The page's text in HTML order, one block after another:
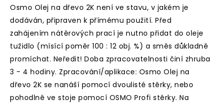
Osmo Olej na dřevo 2K není ve stavu, v jakém je
dodáván, připraven k přímému použití. Před
zahájením nátěrových prací je nutno přidat do oleje
tužidlo (mísící poměr 100 : 12 obj. %) a směs důkladně
promíchat. Neředit! Doba zpracovatelnosti činí zhruba
3 - 4 hodiny. Zpracování/aplikace: Osmo Olej na
dřevo 2K se nanáší pomocí dvoulisté stěrky, nebo
pohodlně ve stoje pomocí OSMO Profi stěrky. Na